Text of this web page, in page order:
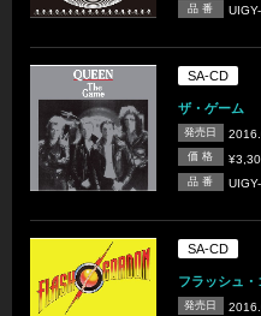
品 番
SA-CD
ザ・ゲーム
発売日
価 格
品 番
SA-CD
フラッシュ・
発売日